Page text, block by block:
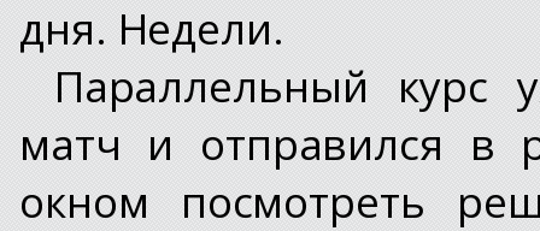
дня. Недели.
Параллельный курс
матч и отправился в
окном посмотреть